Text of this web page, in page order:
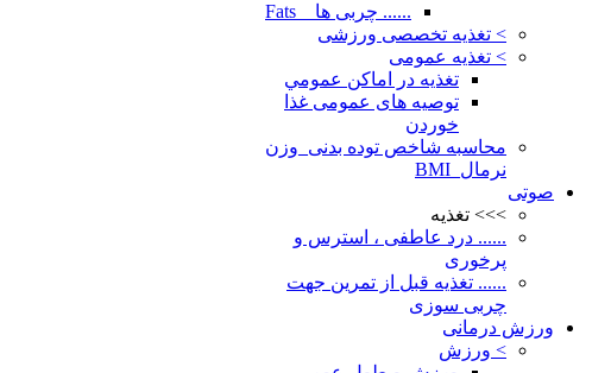
...... چربی ها _ Fats
> تغذیه تخصصی ورزشی
> تغذیه عمومی
تغذيه در اماكن عمومي
توصیه های عمومی غذا
خوردن
محاسبه شاخص توده بدنی_وزن
نرمال_BMI
صوتی
>>> تغذیه
...... درد عاطفی ، استرس و
پرخوری
...... تغذیه قبل از تمرین جهت
چربی سوزی
ورزش درمانی
> ورزش